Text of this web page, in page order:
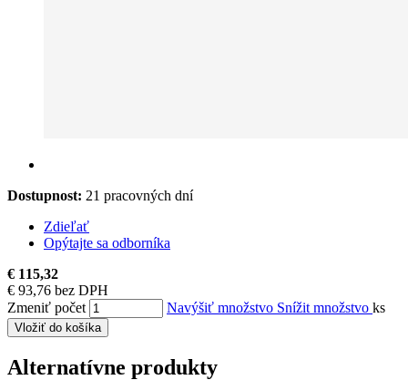
Dostupnost: 21 pracovných dní
Zdieľať
Opýtajte sa odborníka
€ 115,32
€ 93,76 bez DPH
Zmeniť počet
Navýšiť množstvo Snížit množstvo ks
Vložiť do košíka
Alternatívne produkty